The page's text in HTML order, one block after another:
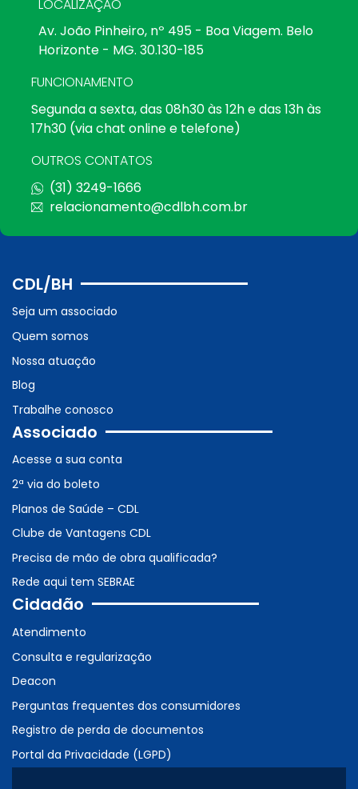
LOCALIZAÇÃO
Av. João Pinheiro, nº 495 - Boa Viagem. Belo
Horizonte - MG. 30.130-185
FUNCIONAMENTO
Segunda a sexta, das 08h30 às 12h e das 13h às
17h30 (via chat online e telefone)
OUTROS CONTATOS
(31) 3249-1666
relacionamento@cdlbh.com.br
CDL/BH
Seja um associado
Quem somos
Nossa atuação
Blog
Trabalhe conosco
Associado
Acesse a sua conta
2ª via do boleto
Planos de Saúde – CDL
Clube de Vantagens CDL
Precisa de mão de obra qualificada?
Rede aqui tem SEBRAE
Cidadão
Atendimento
Consulta e regularização
Deacon
Perguntas frequentes dos consumidores
Registro de perda de documentos
Portal da Privacidade (LGPD)